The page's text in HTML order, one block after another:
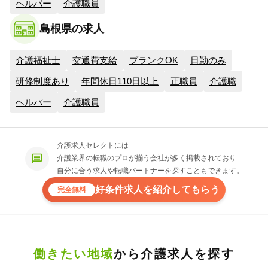
ヘルパー 介護職員
島根県の求人
介護福祉士 交通費支給 ブランクOK 日勤のみ
研修制度あり 年間休日110日以上 正職員 介護職
ヘルパー 介護職員
介護求人セレクトには
介護業界の転職のプロが揃う会社が多く掲載されており
自分に合う求人や転職パートナーを探すこともできます。
完全無料 好条件求人を紹介してもらう
働きたい地域から介護求人を探す